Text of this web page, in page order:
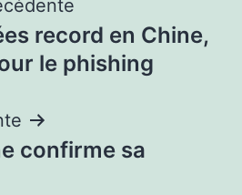
record en Chine,
le phishing
confirme sa